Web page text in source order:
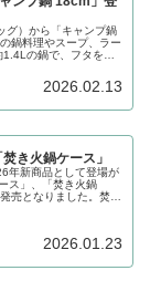
グ）から「キャンプ鍋
鍋料理やスープ、ラー
の鍋で、フタを反
します。2026.02.13
き火鍋ケース」
年新商品として登場が
ス」、「焚き火鍋
売となりました。焚き
2026.01.23